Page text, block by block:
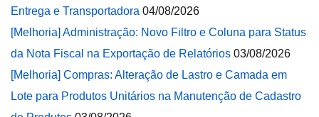
Entrega e Transportadora 04/08/2026
[Melhoria] Administração: Novo Filtro e Coluna para Status
da Nota Fiscal na Exportação de Relatórios 03/08/2026
[Melhoria] Compras: Alteração de Lastro e Camada em
Lote para Produtos Unitários na Manutenção de Cadastro